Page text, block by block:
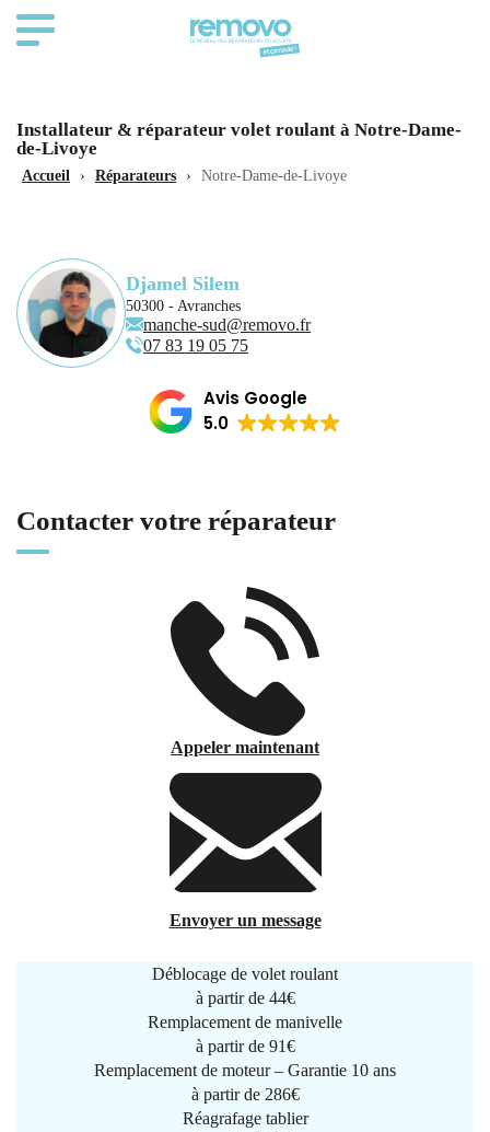
Installateur & réparateur volet roulant à Notre-Dame-
de-Livoye
Accueil › Réparateurs › Notre-Dame-de-Livoye
Djamel Silem
50300 - Avranches
manche-sud@removo.fr
07 83 19 05 75
Avis Google
5.0
Contacter votre réparateur
Appeler maintenant
Envoyer un message
Déblocage de volet roulant
à partir de 44€
Remplacement de manivelle
à partir de 91€
Remplacement de moteur – Garantie 10 ans
à partir de 286€
Réagrafage tablier